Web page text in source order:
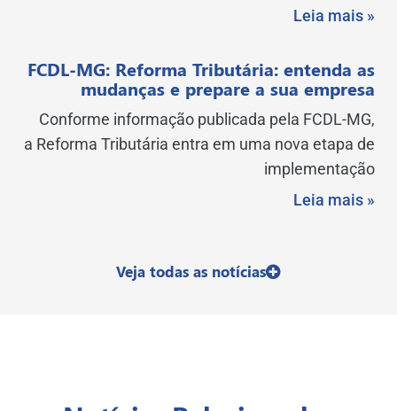
Leia mais »
FCDL-MG: Reforma Tributária: entenda as
mudanças e prepare a sua empresa
Conforme informação publicada pela FCDL-MG,
a Reforma Tributária entra em uma nova etapa de
implementação
Leia mais »
Veja todas as notícias